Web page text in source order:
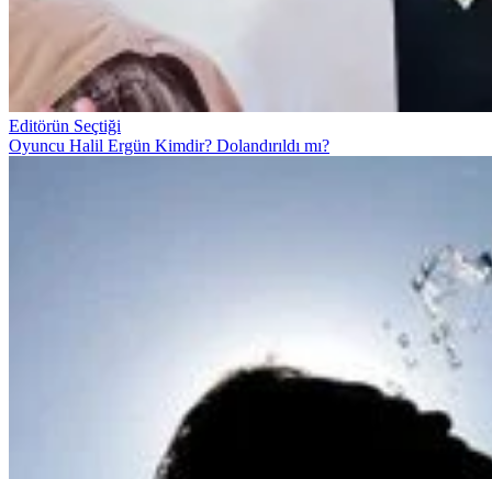
Editörün Seçtiği
Oyuncu Halil Ergün Kimdir? Dolandırıldı mı?